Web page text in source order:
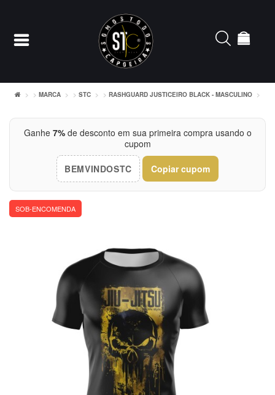
Entrar
ACESSÓRIOS
MARCA STC RASHGUARD JUSTICEIRO BLACK - MASCULINO
Ganhe 7%de desconto em sua primeira compra usando o
cupom
BEMVINDOSTC Copiar cupom
SOB-ENCOMENDA